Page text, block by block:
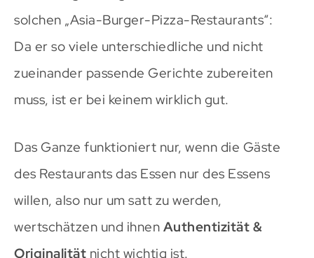
solchen „Asia-Burger-Pizza-Restaurants“:
Da er so viele unterschiedliche und nicht
zueinander passende Gerichte zubereiten
muss, ist er bei keinem wirklich gut.
Das Ganze funktioniert nur, wenn die Gäste
des Restaurants das Essen nur des Essens
willen, also nur um satt zu werden,
wertschätzen und ihnen Authentizität &
Originalität nicht wichtig ist.